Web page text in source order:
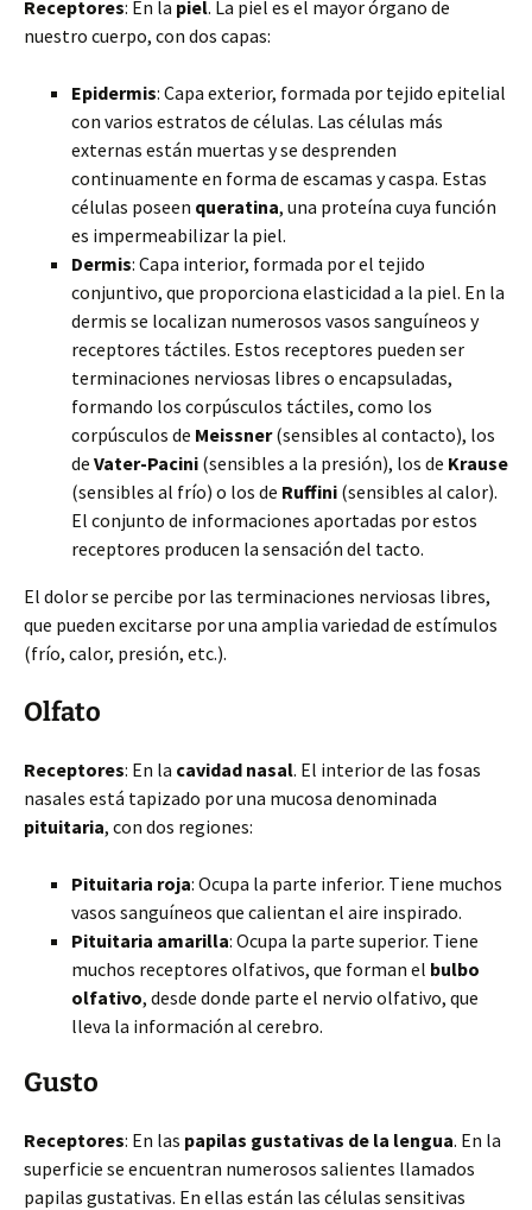
Receptores: En la piel. La piel es el mayor órgano de
nuestro cuerpo, con dos capas:
Epidermis: Capa exterior, formada por tejido epitelial
con varios estratos de células. Las células más
externas están muertas y se desprenden
continuamente en forma de escamas y caspa. Estas
células poseen queratina, una proteína cuya función
es impermeabilizar la piel.
Dermis: Capa interior, formada por el tejido
conjuntivo, que proporciona elasticidad a la piel. En la
dermis se localizan numerosos vasos sanguíneos y
receptores táctiles. Estos receptores pueden ser
terminaciones nerviosas libres o encapsuladas,
formando los corpúsculos táctiles, como los
corpúsculos de Meissner(sensibles al contacto), los
de Vater-Pacini (sensibles a la presión), los de Krause
(sensibles al frío) o los de Ruffini (sensibles al calor).
El conjunto de informaciones aportadas por estos
receptores producen la sensación del tacto.
El dolor se percibe por las terminaciones nerviosas libres,
que pueden excitarse por una amplia variedad de estímulos
(frío, calor, presión, etc.).
Olfato
Receptores: En la cavidad nasal. El interior de las fosas
nasales está tapizado por una mucosa denominada
pituitaria, con dos regiones:
Pituitaria roja: Ocupa la parte inferior. Tiene muchos
vasos sanguíneos que calientan el aire inspirado.
Pituitaria amarilla: Ocupa la parte superior. Tiene
muchos receptores olfativos, que forman el bulbo
olfativo, desde donde parte el nervio olfativo, que
lleva la información al cerebro.
Gusto
Receptores: En las papilas gustativas de la lengua. En la
superficie se encuentran numerosos salientes llamados
papilas gustativas. En ellas están las células sensitivas